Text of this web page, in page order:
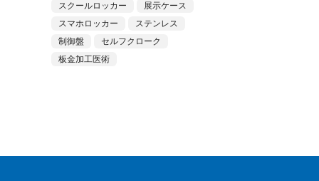
スクールロッカー
展示ケース
スマホロッカー
ステンレス
制御盤
セルフクローク
板金加工医術